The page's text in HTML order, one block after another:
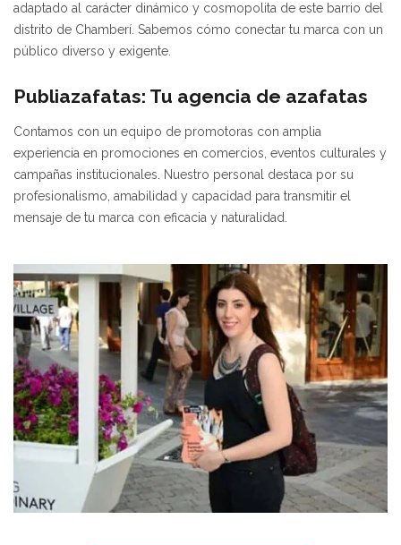
adaptado al carácter dinámico y cosmopolita de este barrio del
distrito de Chamberí. Sabemos cómo conectar tu marca con un
público diverso y exigente.
Publiazafatas: Tu agencia de azafatas
Contamos con un equipo de promotoras con amplia
experiencia en promociones en comercios, eventos culturales y
campañas institucionales. Nuestro personal destaca por su
profesionalismo, amabilidad y capacidad para transmitir el
mensaje de tu marca con eficacia y naturalidad.